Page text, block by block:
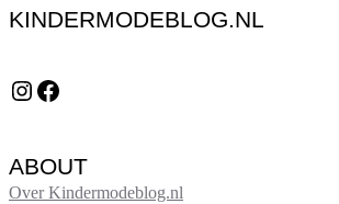
KINDERMODEBLOG.NL
Instagram Facebook
ABOUT
Over Kindermodeblog.nl